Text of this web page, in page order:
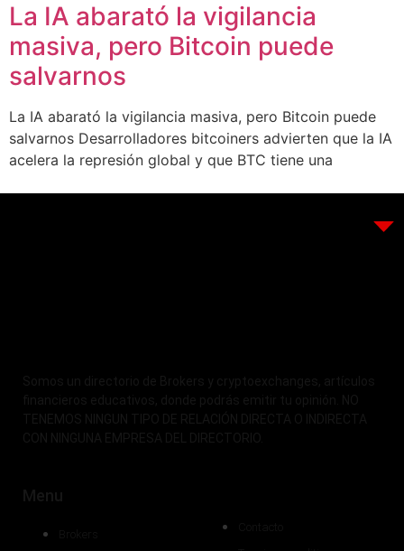
La IA abarató la vigilancia
masiva, pero Bitcoin puede
salvarnos
La IA abarató la vigilancia masiva, pero Bitcoin puede
salvarnos Desarrolladores bitcoiners advierten que la IA
acelera la represión global y que BTC tiene una